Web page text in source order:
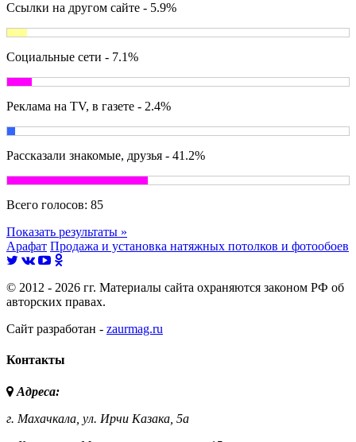
Ссылки на другом сайте - 5.9%
Социальные сети - 7.1%
Реклама на TV, в газете - 2.4%
Рассказали знакомые, друзья - 41.2%
Всего голосов: 85
Показать результаты »
Арафат Продажа и установка натяжных потолков и фотообоев
© 2012 - 2026 гг. Материалы сайта охраняются законом РФ об
авторских правах.
Сайт разработан - zaurmag.ru
Контакты
Адреса:
г. Махачкала, ул. Ирчи Казака, 5а